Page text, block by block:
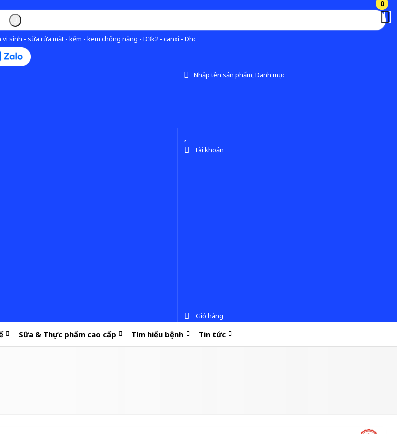
sinh - sữa rửa mặt - kẽm - kem chống nắng - D3k2 - canxi - Dhc
Nhập tên sản phẩm, Danh mục
0
Tài khoản
0
Giỏ hàng
Sữa & Thực phẩm cao cấp Tìm hiểu bệnh Tin tức